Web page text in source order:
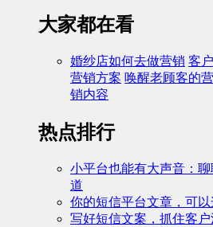
大家都在看
婚纱店如何去做营销 客
营销方案 唤醒老顾客的
销内容
热点排行
小平台也能有大声音：
道
你的短信平台文章，可以
写好短信文案，抓住客户